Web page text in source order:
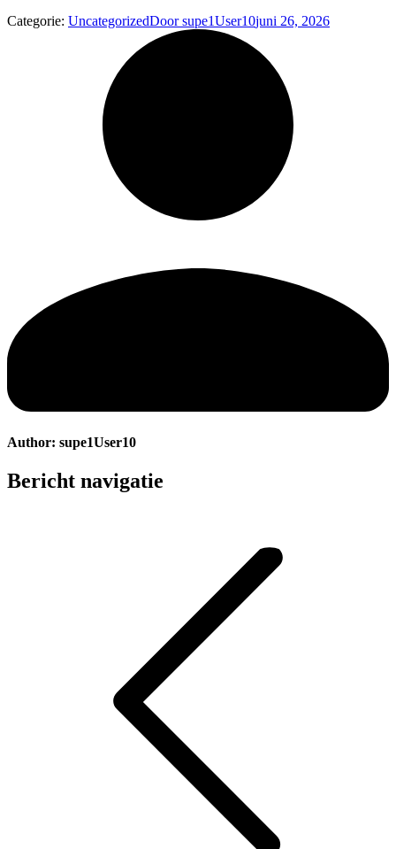
Categorie: UncategorizedDoorsupe1User10juni 26, 2026
Author: supe1User10
Bericht navigatie